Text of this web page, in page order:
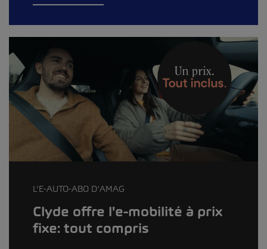
L’E-AUTO-ABO D’AMAG
Clyde offre l'e-mobilité à prix
fixe: tout compris